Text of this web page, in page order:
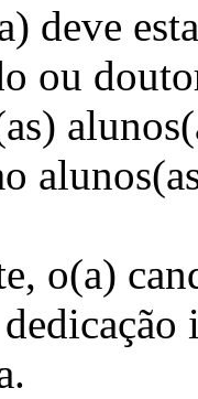
deve
ou
o(a)